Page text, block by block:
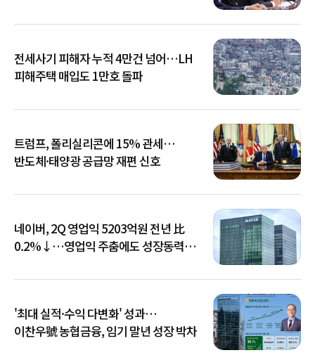
전세사기 피해자 누적 4만건 넘어…LH
피해주택 매입도 1만호 돌파
트럼프, 폴리실리콘에 15% 관세…
반도체·태양광 공급망 재편 신호
네이버, 2Q 영업익 5203억원 전년 比
0.2%↓…영업익 주춤에도 성장동력
'최대 실적·수익 다변화' 성과…
이찬우號 농협금융, 임기 말년 성장 박차